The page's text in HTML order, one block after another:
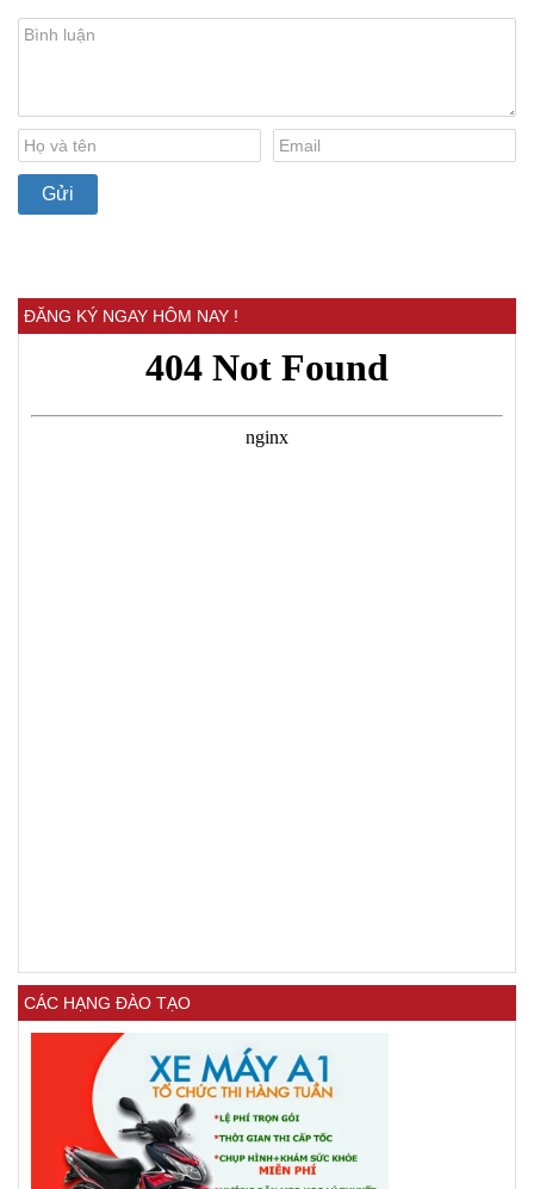
ĐĂNG KÝ NGAY HÔM NAY !
CÁC HẠNG ĐÀO TẠO